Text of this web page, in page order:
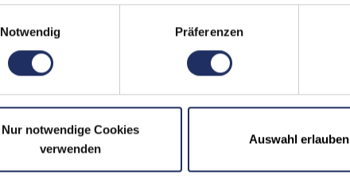
Notwendig
Präferenzen
Nur notwendige Cookies
verwenden
Auswahl erlauben